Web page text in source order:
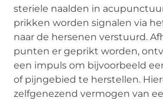
steriele naalden in
prikken worden signalen via
naar de hersenen verstuurd.
punten er geprikt worden,
een impuls om bijvoorbeeld
of pijngebied te herstellen.
zelfgenezend vermogen van